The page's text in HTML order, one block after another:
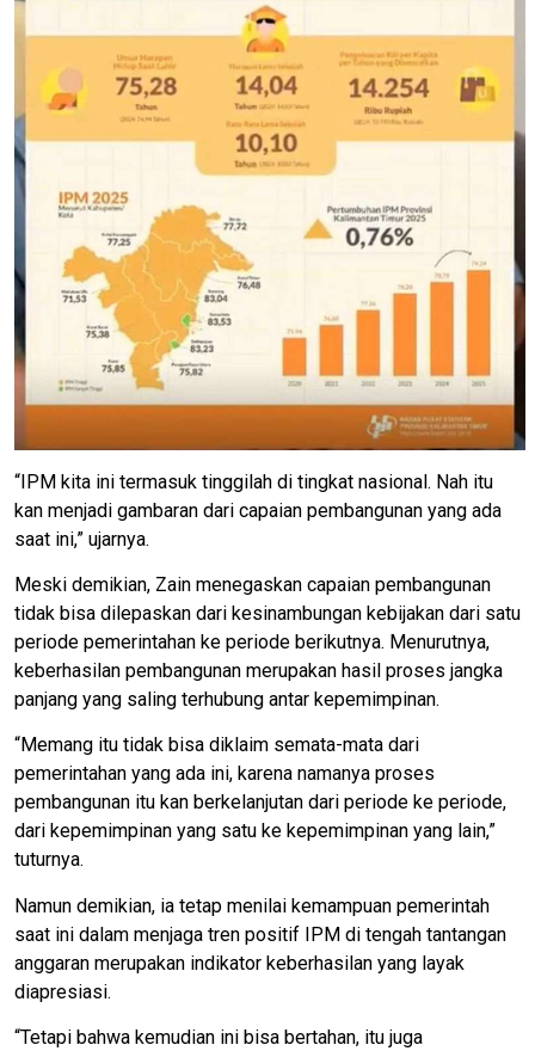
“IPM kita ini termasuk tinggilah di tingkat nasional. Nah itu
kan menjadi gambaran dari capaian pembangunan yang ada
saat ini,” ujarnya.
Meski demikian, Zain menegaskan capaian pembangunan
tidak bisa dilepaskan dari kesinambungan kebijakan dari satu
periode pemerintahan ke periode berikutnya. Menurutnya,
keberhasilan pembangunan merupakan hasil proses jangka
panjang yang saling terhubung antar kepemimpinan.
“Memang itu tidak bisa diklaim semata-mata dari
pemerintahan yang ada ini, karena namanya proses
pembangunan itu kan berkelanjutan dari periode ke periode,
dari kepemimpinan yang satu ke kepemimpinan yang lain,”
tuturnya.
Namun demikian, ia tetap menilai kemampuan pemerintah
saat ini dalam menjaga tren positif IPM di tengah tantangan
anggaran merupakan indikator keberhasilan yang layak
diapresiasi.
“Tetapi bahwa kemudian ini bisa bertahan, itu juga